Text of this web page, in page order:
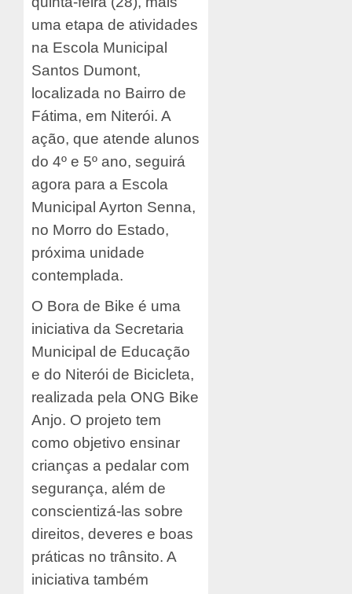
uma etapa de atividades
na Escola Municipal
Santos Dumont,
localizada no Bairro de
Fátima, em Niterói. A
ação, que atende alunos
do 4º e 5º ano, seguirá
agora para a Escola
Municipal Ayrton Senna,
no Morro do Estado,
próxima unidade
contemplada.
O Bora de Bike é uma
iniciativa da Secretaria
Municipal de Educação
e do Niterói de Bicicleta,
realizada pela ONG Bike
Anjo. O projeto tem
como objetivo ensinar
crianças a pedalar com
segurança, além de
conscientizá-las sobre
direitos, deveres e boas
práticas no trânsito. A
iniciativa também